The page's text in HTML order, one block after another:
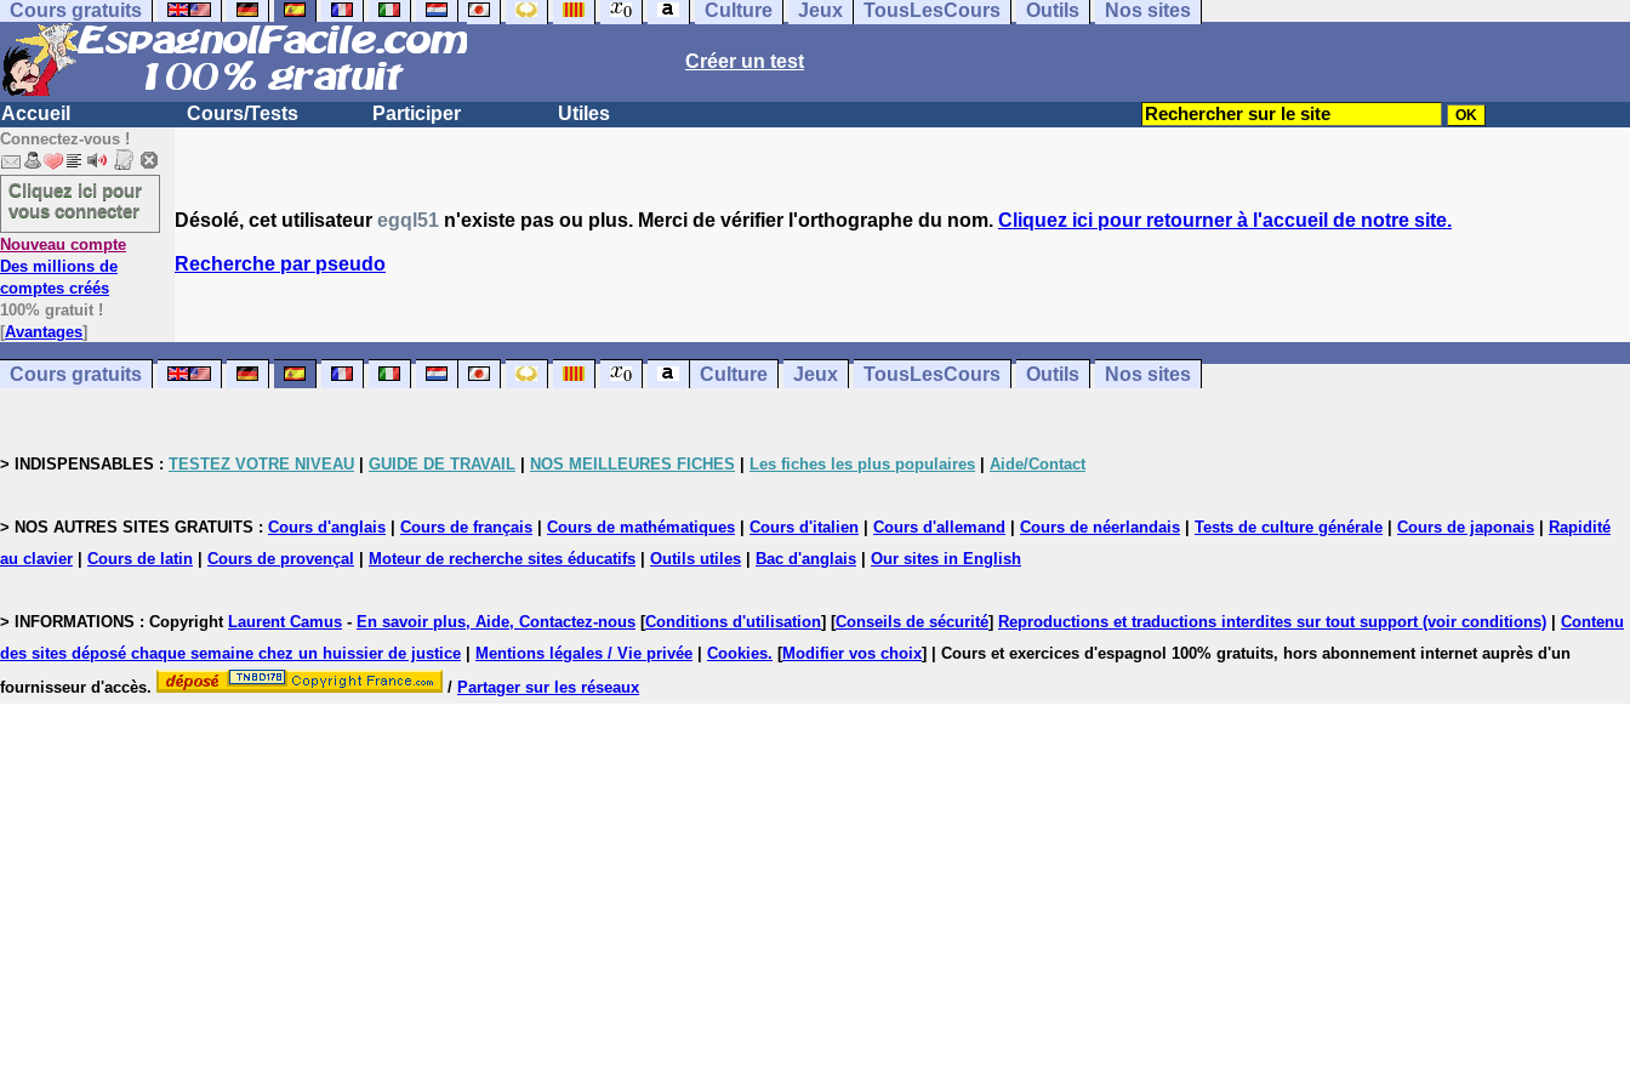
Cours gratuits Culture Jeux TousLesCours Outils Nos sites
Créer un test
Accueil Cours/Tests Participer Utiles
Connectez-vous !
Cliquez ici pour
vous connecter
Nouveau compte
Des millions de
comptes créés
100% gratuit !
[Avantages]
Désolé, cet utilisateur egql51 n'existe pas ou plus. Merci de vérifier l'orthographe du nom. Cliquez ici pour retourner à l'accueil de notre site.
Recherche par pseudo
Cours gratuits Culture Jeux TousLesCours Outils Nos sites
> INDISPENSABLES : TESTEZ VOTRE NIVEAU GUIDE DE TRAVAIL NOS MEILLEURES FICHES Les fiches les plus populaires Aide/Contact
> NOS AUTRES SITES GRATUITS : Cours d'anglais Cours de français Cours de mathématiques Cours d'italien Cours d'allemand Cours de néerlandais Tests de culture générale Cours de japonais
Rapidité
au clavier
Cours de latin Cours de provençal Moteur de recherche sites éducatifs Outils utiles Bac d'anglais Our sites in English
> INFORMATIONS : Copyright Laurent Camus - En savoir plus, Aide, Contactez-nous [Conditions d'utilisation] [Conseils de sécurité] Reproductions et traductions interdites sur tout support (voir conditions)
Contenu
des sites déposé chaque semaine chez un huissier de justice
Mentions légales / Vie privée Cookies. [Modifier vos choix]
| Cours et exercices d'espagnol 100% gratuits, hors abonnement internet auprès d'un
fournisseur d'accès.
/ Partager sur les réseaux